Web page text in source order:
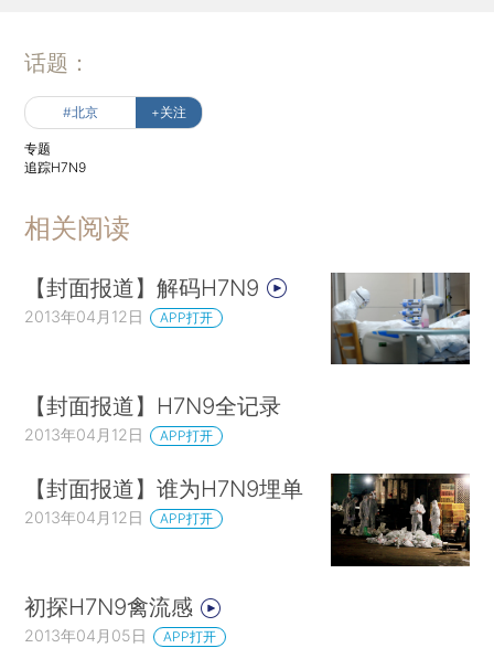
话题：
#北京 +关注
专题
追踪H7N9
相关阅读
【封面报道】解码H7N9
2013年04月12日 APP打开
【封面报道】H7N9全记录
2013年04月12日 APP打开
【封面报道】谁为H7N9埋单
2013年04月12日 APP打开
初探H7N9禽流感
2013年04月05日 APP打开